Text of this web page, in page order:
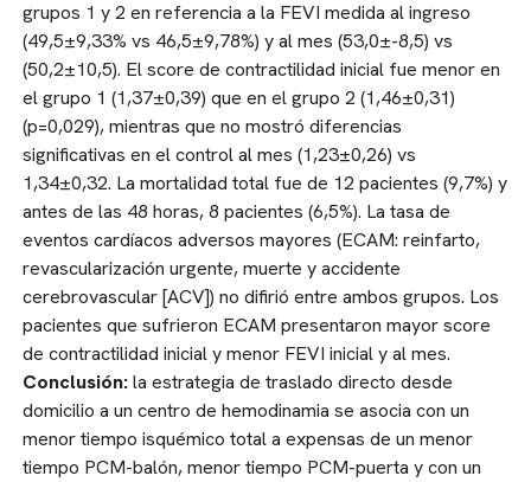
grupos 1 y 2 en referencia a la FEVI medida al ingreso
(49,5±9,33% vs 46,5±9,78%) y al mes (53,0±-8,5) vs
(50,2±10,5). El score de contractilidad inicial fue menor en
el grupo 1 (1,37±0,39) que en el grupo 2 (1,46±0,31)
(p=0,029), mientras que no mostró diferencias
significativas en el control al mes (1,23±0,26) vs
1,34±0,32. La mortalidad total fue de 12 pacientes (9,7%) y
antes de las 48 horas, 8 pacientes (6,5%). La tasa de
eventos cardíacos adversos mayores (ECAM: reinfarto,
revascularización urgente, muerte y accidente
cerebrovascular [ACV]) no difirió entre ambos grupos. Los
pacientes que sufrieron ECAM presentaron mayor score
de contractilidad inicial y menor FEVI inicial y al mes.
Conclusión:la estrategia de traslado directo desde
domicilio a un centro de hemodinamia se asocia con un
menor tiempo isquémico total a expensas de un menor
tiempo PCM-balón, menor tiempo PCM-puerta y con un